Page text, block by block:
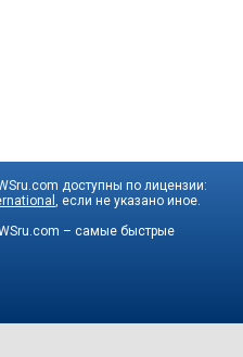
доступны по лицензии:
, если не указано иное.
– самые быстрые